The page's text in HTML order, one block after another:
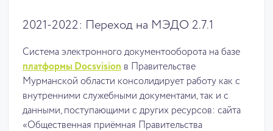
2021-2022: Переход на МЭДО 2.7.1
Система электронного документооборота на базе
платформы Docsvision в Правительстве
Мурманской области консолидирует работу как с
внутренними служебными документами, так и с
данными, поступающими с других ресурсов: сайта
«Общественная приёмная Правительства